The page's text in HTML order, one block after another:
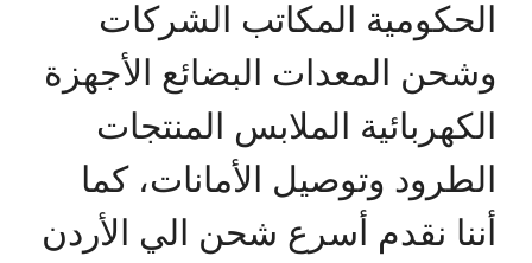
الحكومية المكاتب الشركات
وشحن المعدات البضائع الأجهزة
الكهربائية الملابس المنتجات
الطرود وتوصيل الأمانات، كما
أننا نقدم أسرع شحن الي الأردن